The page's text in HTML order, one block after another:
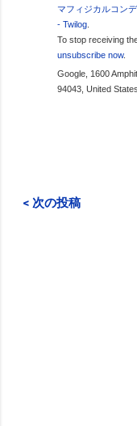
マフィジカルコン
- Twilog
To stop receiving
unsubscribe now.
Google, 1600
94043, United States
< 次の投稿